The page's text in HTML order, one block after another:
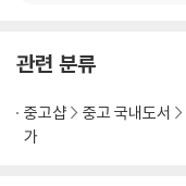
2. Chef 샘킴
앤초비파스타
Mr.콩chu
관련 분류
중고샵 중고 국내도서
가